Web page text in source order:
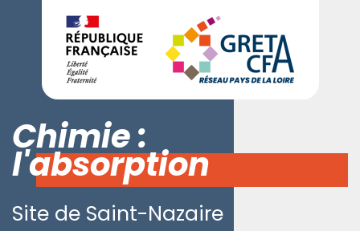
Chimie :
l'absorption
Site de Saint-Nazaire